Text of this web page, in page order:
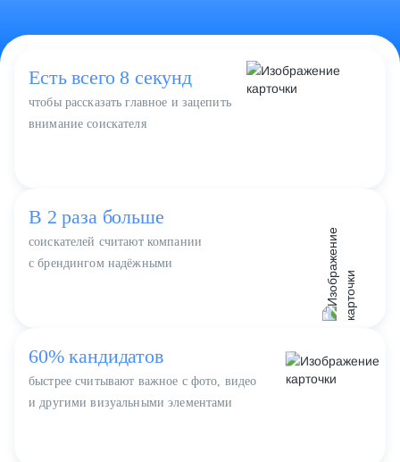
Есть всего 8 секунд
чтобы рассказать главное и зацепить
внимание соискателя
В 2 раза больше
соискателей считают компании
с брендингом надёжными
60% кандидатов
быстрее считывают важное c фото, видео
и другими визуальными элементами